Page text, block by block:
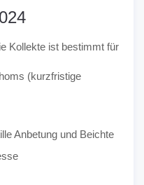
Kollekte ist bestimmt für
(kurzfristige
Anbetung und Beichte